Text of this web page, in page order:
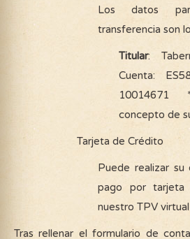
Los datos
transferencia son
Titular:
Cuenta:
10014671
concepto de
Tarjeta de Crédito
Puede realizar su
pago por tarjeta
nuestro TPV
Tras rellenar el formulario de